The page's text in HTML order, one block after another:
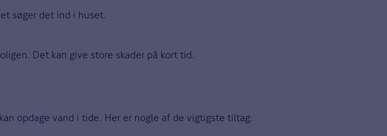
søger det ind i huset.
Det kan give store skader på kort tid.
opdage vand i tide. Her er nogle af de vigtigste tiltag: